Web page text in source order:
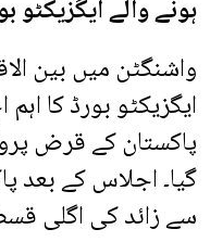
ہونے والے ایگزیکٹو
واشنگٹن میں بین
ایگزیکٹو بورڈ کا
پاکستان کے قرض
سے زائد کی اگلی